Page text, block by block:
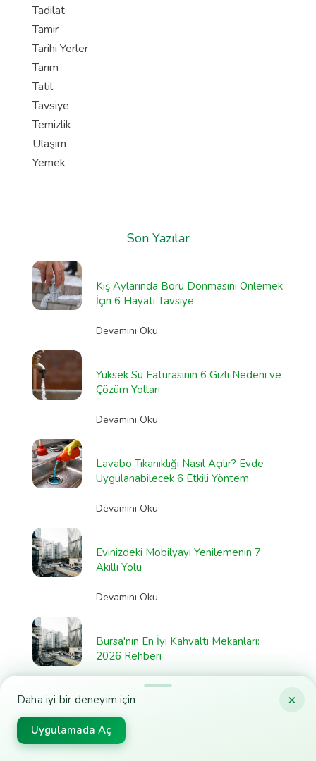
×
Daha iyi bir deneyim için
Uygulamada Aç
Tadilat
Tamir
Tarihi Yerler
Tarım
Tatil
Tavsiye
Temizlik
Ulaşım
Yemek
Son Yazılar
Kış Aylarında Boru Donmasını Önlemek
İçin 6 Hayati Tavsiye
Devamını Oku
Yüksek Su Faturasının 6 Gizli Nedeni ve
Çözüm Yolları
Devamını Oku
Lavabo Tıkanıklığı Nasıl Açılır? Evde
Uygulanabilecek 6 Etkili Yöntem
Devamını Oku
Evinizdeki Mobilyayı Yenilemenin 7
Akıllı Yolu
Devamını Oku
Bursa'nın En İyi Kahvaltı Mekanları:
2026 Rehberi
Devamını Oku